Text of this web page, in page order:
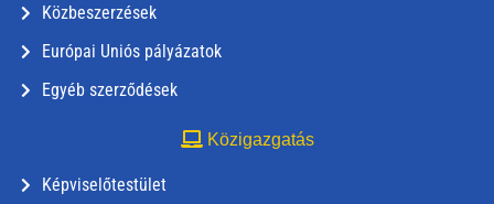
Közbeszerzések
Európai Uniós pályázatok
Egyéb szerződések
Közigazgatás
Képviselőtestület